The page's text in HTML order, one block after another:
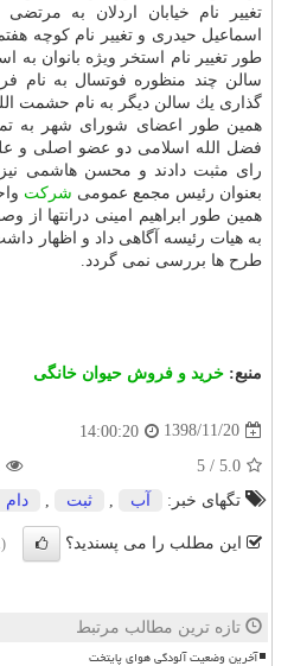
تغییر نام خیابان اردلان به
اسماعیل حیدری و تغییر نام كوچه
طور تغییر نام استخر ویژه بانوان به
سالن چند منظوره فوتسال به نام
گذاری یك سالن دیگر به نام حشمت
همین طور اعضای شورای شهر به
فضل الله اسلامی دو عضو اصلی و
رای مثبت دادند و محسن هاشمی
بعنوان رئیس مجمع عمومی شركت
همین طور ابراهیم امینی درانتها
به هیات رئیسه آگاهی داد و اظهار
طرح ها بررسی نمی گردد.
منبع: خرید و فروش حیوان خانگی
1398/11/20
14:00:20
5.0
/
5
تگهای خبر:
آب ثبت دام
این مطلب را می پسندید؟ (1)
تازه ترین مطالب مرتبط
آخرین وضعیت آلودگی هوای پایتخت